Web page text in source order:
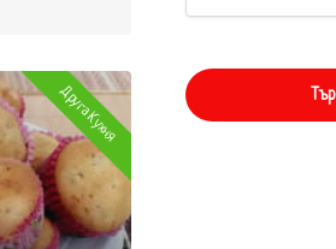
Друга Кухня